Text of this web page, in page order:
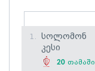
1.
Სოლომონ
Კესი
20 თამაში